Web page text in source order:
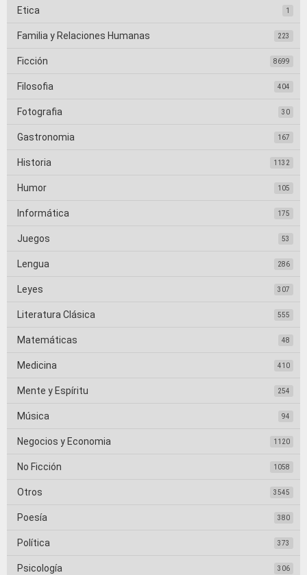
Etica 1
Familia y Relaciones Humanas 223
Ficción 8699
Filosofia 404
Fotografia 30
Gastronomia 167
Historia 1132
Humor 105
Informática 175
Juegos 53
Lengua 286
Leyes 307
Literatura Clásica 555
Matemáticas 48
Medicina 410
Mente y Espíritu 254
Música 94
Negocios y Economia 1120
No Ficción 1058
Otros 3545
Poesía 380
Política 373
Psicología 306